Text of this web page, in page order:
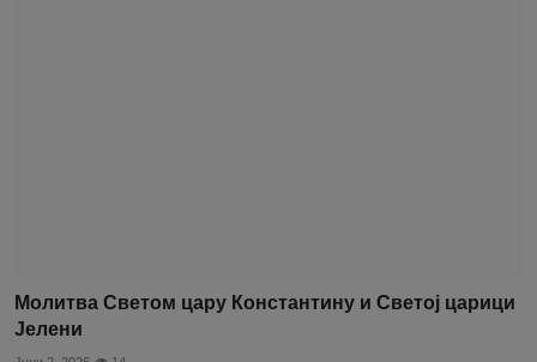
Молитва Светом цару Константину и Светој царици
Јелени